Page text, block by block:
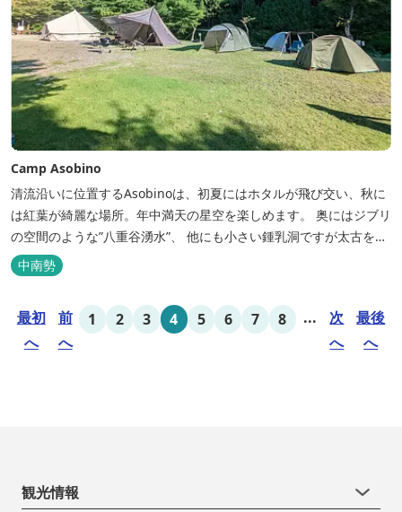
Camp Asobino
清流沿いに位置するAsobinoは、初夏にはホタルが飛び交い、秋に
は紅葉が綺麗な場所。年中満天の星空を楽しめます。 奥にはジブリ
の空間のような”八重谷湧水”、 他にも小さい鍾乳洞ですが太古を想
像させる”風穴”などがあり、自然が豊かなスポットです。 wi-fi完
備。テントサウナもご利用いただけます。 また近くには廃校を活用
中南勢
最初
へ
前
へ
1 2 3 4 5 6 7 8 ...
次
へ
最後
へ
観光情報